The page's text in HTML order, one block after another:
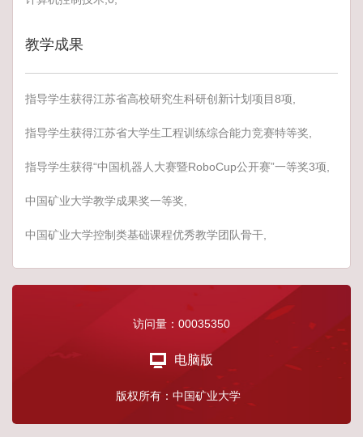
教学成果
指导学生获得江苏省高校研究生科研创新计划项目8项,
指导学生获得江苏省大学生工程训练综合能力竞赛特等奖,
指导学生获得“中国机器人大赛暨RoboCup公开赛”一等奖3项,
中国矿业大学教学成果奖一等奖,
中国矿业大学控制类基础课程优秀教学团队骨干,
访问量： 00035350
电脑版
版权所有：中国矿业大学